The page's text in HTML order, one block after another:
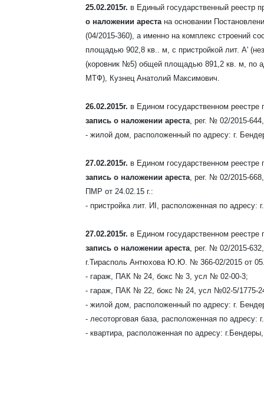
25.02.2015г. в Единый государственный реестр
о наложении арестана основании
(04/2015-360), а именно на комплекс строений
площадью 902,8 кв.. м, с пристройкой лит. А'
(коровник №5) общей площадью 891,2 кв. м, по
МТФ), Кузнец Анатолий Максимович.
26.02.2015г. в Едином государственном
запись о наложении ареста, рег. № 02/2015-
- жилой дом, расположенный по адресу: г.
27.02.2015г. в Едином государственном
запись о наложении ареста, рег. № 02/2015-
ПМР от 24.02.15 г.:
- пристройка лит. И , расположенная по адресу:
27.02.2015г. в Едином государственном
запись о наложении ареста, рег. № 02/2015-
г.Тирасполь Антюхова Ю.Ю. № 366-02/2015 от
- гараж, ПАК № 24, бокс № 3, усл № 02-00-3;
- гараж, ПАК № 22, бокс № 24, усл №02-5/1775-
- жилой дом, расположенный по адресу: г.
- лесоторговая база, расположенная по
- квартира, расположенная по адресу: